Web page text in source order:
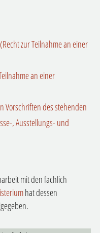
zur Teilnahme an einer
an einer
Vorschriften des stehenden
, Ausstellungs- und
mit den fachlich
hat dessen